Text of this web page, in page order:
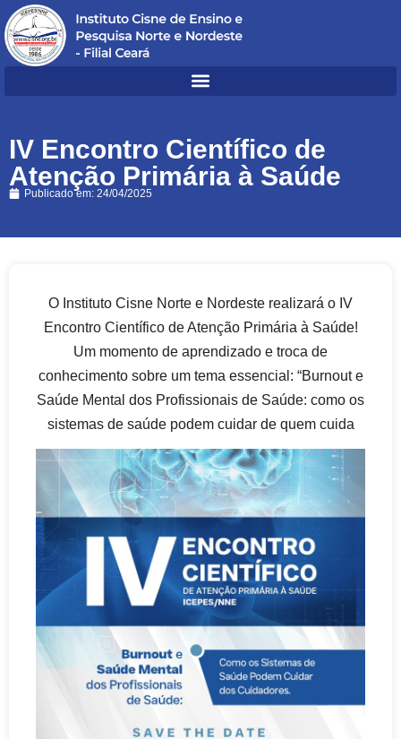
IV Encontro Científico de
Atenção Primária à Saúde
Publicado em: 24/04/2025
O Instituto Cisne Norte e Nordeste realizará o IV
Encontro Científico de Atenção Primária à Saúde!
Um momento de aprendizado e troca de
conhecimento sobre um tema essencial: “Burnout e
Saúde Mental dos Profissionais de Saúde: como os
sistemas de saúde podem cuidar de quem cuida